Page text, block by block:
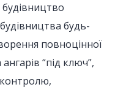
будь-
повноцінної
“під ключ”,